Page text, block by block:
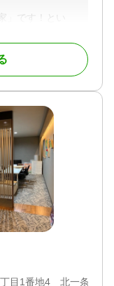
」です！とい
す道民の皆
援のお手伝い
て、相続の
いでございま
れまして
すめたらよ
案内致しま
と、弊所でお
きますの
妙な場合
目1番地4 北一条ビル